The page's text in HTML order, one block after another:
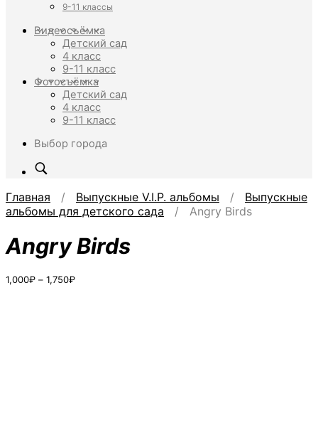
9-11 классы
Видеосъёмка
Детский сад
4 класс
9-11 класс
Фотосъёмка
Детский сад
4 класс
9-11 класс
Выбор города
Главная / Выпускные V.I.P. альбомы / Выпускные
альбомы для детского сада / Angry Birds
Angry Birds
1,000₽ – 1,750₽Диапазон